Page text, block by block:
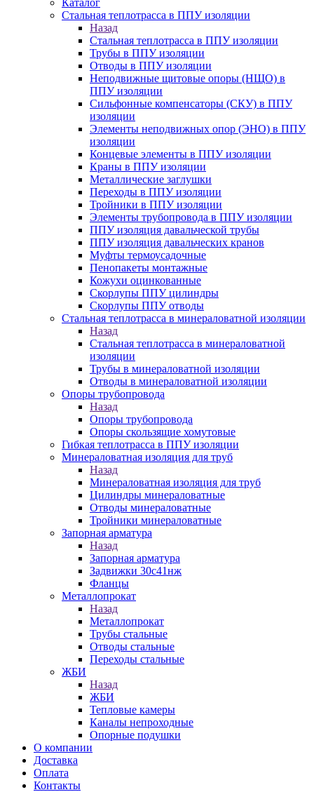
Каталог
Стальная теплотрасса в ППУ изоляции
Назад
Стальная теплотрасса в ППУ изоляции
Трубы в ППУ изоляции
Отводы в ППУ изоляции
Неподвижные щитовые опоры (НЩО) в
ППУ изоляции
Cильфонные компенсаторы (СКУ) в ППУ
изоляции
Элементы неподвижных опор (ЭНО) в ППУ
изоляции
Концевые элементы в ППУ изоляции
Краны в ППУ изоляции
Металлические заглушки
Переходы в ППУ изоляции
Тройники в ППУ изоляции
Элементы трубопровода в ППУ изоляции
ППУ изоляция давальческой трубы
ППУ изоляция давальческих кранов
Муфты термоусадочные
Пенопакеты монтажные
Кожухи оцинкованные
Скорлупы ППУ цилиндры
Скорлупы ППУ отводы
Стальная теплотрасса в минераловатной изоляции
Назад
Стальная теплотрасса в минераловатной
изоляции
Трубы в минераловатной изоляции
Отводы в минераловатной изоляции
Опоры трубопровода
Назад
Опоры трубопровода
Опоры скользящие хомутовые
Гибкая теплотрасса в ППУ изоляции
Минераловатная изоляция для труб
Назад
Минераловатная изоляция для труб
Цилиндры минераловатные
Отводы минераловатные
Тройники минераловатные
Запорная арматура
Назад
Запорная арматура
Задвижки 30с41нж
Фланцы
Металлопрокат
Назад
Металлопрокат
Трубы стальные
Отводы стальные
Переходы стальные
ЖБИ
Назад
ЖБИ
Тепловые камеры
Каналы непроходные
Опорные подушки
О компании
Доставка
Оплата
Контакты